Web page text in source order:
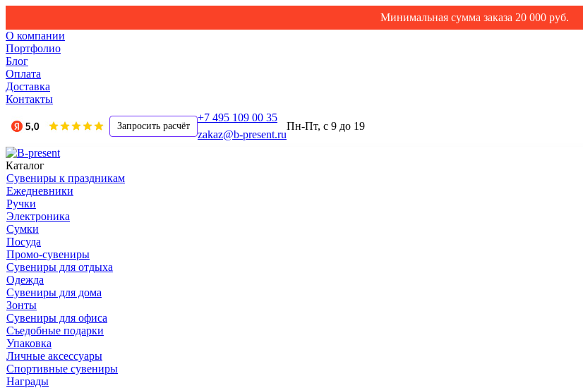
Минимальная сумма заказа 20 000 руб.
О компании
Портфолио
Блог
Оплата
Доставка
Контакты
Запросить расчёт
+7 495 109 00 35
zakaz@b-present.ru
Пн-Пт, с 9 до 19
Каталог
Сувениры к праздникам
Ежедневники
Ручки
Электроника
Сумки
Посуда
Промо-сувениры
Сувениры для отдыха
Одежда
Сувениры для дома
Зонты
Сувениры для офиса
Съедобные подарки
Упаковка
Личные аксессуары
Спортивные сувениры
Награды